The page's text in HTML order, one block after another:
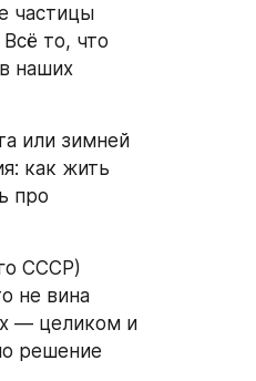
частицы
то, что
наших
или зимней
как жить
про
СССР)
не вина
— целиком и
решение